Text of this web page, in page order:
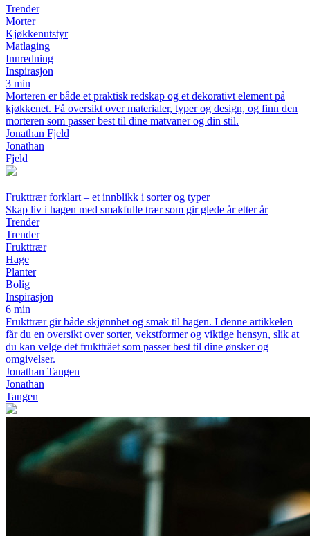
Trender
Morter
Kjøkkenutstyr
Matlaging
Innredning
Inspirasjon
3 min
Morteren er både et praktisk redskap og et dekorativt element på
kjøkkenet. Få oversikt over materialer, typer og design, og finn den
morteren som passer best til dine matvaner og din stil.
Jonathan Fjeld
Jonathan
Fjeld
Frukttrær forklart – et innblikk i sorter og typer
Skap liv i hagen med smakfulle trær som gir glede år etter år
Trender
Trender
Frukttrær
Hage
Planter
Bolig
Inspirasjon
6 min
Frukttrær gir både skjønnhet og smak til hagen. I denne artikkelen
får du en oversikt over sorter, vekstformer og viktige hensyn, slik at
du kan velge det fruktträet som passer best til dine ønsker og
omgivelser.
Jonathan Tangen
Jonathan
Tangen